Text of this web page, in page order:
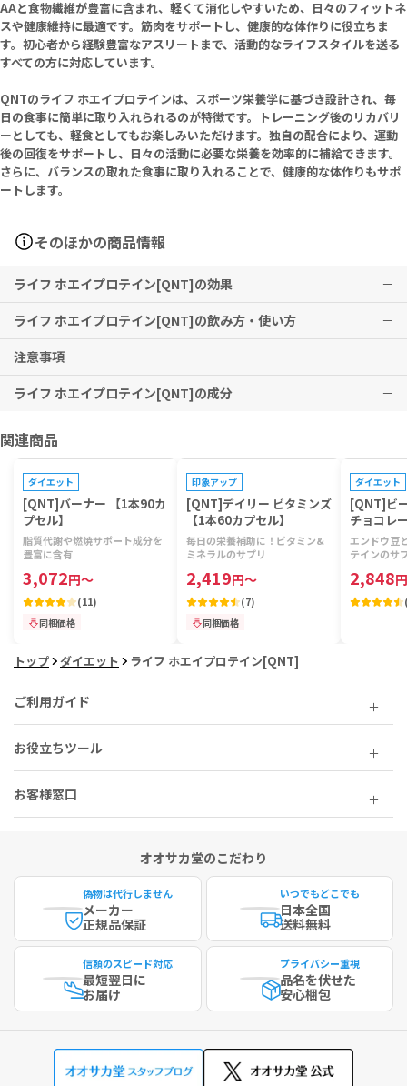
AAと食物繊維が豊富に含まれ、軽くて消化しやすいため、日々のフィットネ
スや健康維持に最適です。筋肉をサポートし、健康的な体作りに役立ちま
す。初心者から経験豊富なアスリートまで、活動的なライフスタイルを送る
すべての方に対応しています。
QNTのライフ ホエイプロテインは、スポーツ栄養学に基づき設計され、毎
日の食事に簡単に取り入れられるのが特徴です。トレーニング後のリカバリ
ーとしても、軽食としてもお楽しみいただけます。独自の配合により、運動
後の回復をサポートし、日々の活動に必要な栄養を効率的に補給できます。
さらに、バランスの取れた食事に取り入れることで、健康的な体作りもサポ
ートします。
そのほかの商品情報
ライフ ホエイプロテイン[QNT]の効果
筋肉をサポートします。
※有用性には個人差がありますことを予めご了承ください。
ライフ ホエイプロテイン[QNT]の飲み方・使い方
1日2回、200mlの冷水または無脂肪乳と混ぜて、15秒間シェイカーで
よく振ってからお召し上がりください。
注意事項
小児の手の届かない場所に保管してください。
ライフ ホエイプロテイン[QNT]の成分
Serving Size 20g (1 Heaped Scoop):
Proteins [-(Proteins) on Dry Matter 15g] 14g, Inuline 620mg,
Chloride 80mg, L-Leucin(e) (**BCAA, Natural Source of Prot
eins) 1662mg, L-Valin(e) (**BCAA, Natural Source of Protein
s) 984mg, L-Isoleucine (**BCAA, Natural Source of Proteins)
1014mg
**The term BCAA encompasses the 3 amino acids, leucine, is
oleucine, and valine, naturally present in milk proteins.
Ingredients: Whey Proteins 91.8% [Whey Protein Concentra
te (Contains Milk), Whey Protein Isolate (Contains Milk), Emu
lsifier: Sunflower Lecithin], Inulin, Flavours, Thickening Agen
1, Colour: E141, Sweetener: E955.
20g（1スクープ）あたり：
タンパク質 [乾燥タンパク質 15g分] 14g、イヌリン 620mg、塩化物
80mg、L-ロイシン(e) (**BCAA、タンパク質の天然供給源) 1662m
g、L-バリン(e) (**BCAA、タンパク質の天然供給源) 984mg、L-イ
ソロイシン (**BCAA、タンパク質の天然供給源) 1014mg
成分：ホエイタンパク 91.8% [ホエイタンパクエキス (乳を含む)、ホ
エイプロテインアイソレート (乳を含む)、乳化剤：ヒマワリレシチ
ン]、イヌリン、香料、増粘剤：E412、E415、塩化Ｋ、固結防止剤：
E551、着色料：E141、甘味料：E955
天然の糖類を含んでいます。
関連商品
プレゼントキャンペーン対象
ダイエット
[QNT]バーナー 【1本90カ
プセル】
脂質代謝や燃焼サポート成分を
豊富に含有
3,072円～
(11)
同梱価格
印象アップ
[QNT]デイリー ビタミンズ
【1本60カプセル】
毎日の栄養補助に！ビタミン&
ミネラルのサプリ
2,419円～
(7)
同梱価格
ダイエット
[QNT]ビ
チョコレ
袋500g】
エンドウ豆
テインのサ
2,848円
トップ ダイエット ライフ ホエイプロテイン[QNT]
ご利用ガイド
お役立ちツール
お客様窓口
オオサカ堂のこだわり
偽物は代行しません
メーカー
正規品保証
いつでもどこでも
日本全国
送料無料
信頼のスピード対応
最短翌日に
お届け
プライバシー重視
品名を伏せた
安心梱包